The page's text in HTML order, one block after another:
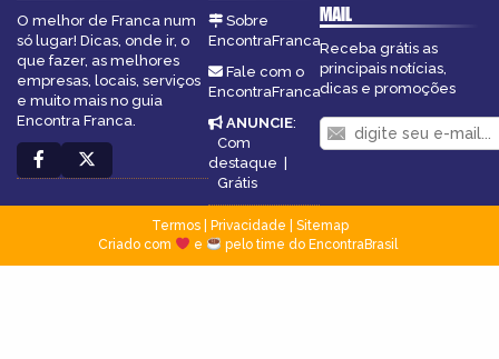
O melhor de Franca num
só lugar! Dicas, onde ir, o
que fazer, as melhores
empresas, locais, serviços
e muito mais no guia
Encontra Franca.
Sobre
EncontraFranca
Fale com o
EncontraFranca
ANUNCIE:
Com
destaque |
Grátis
MAIL
Receba grátis as
principais notícias,
dicas e promoções
Termos| Privacidade
Sitemap
Criado com
e pelo time do EncontraBrasil